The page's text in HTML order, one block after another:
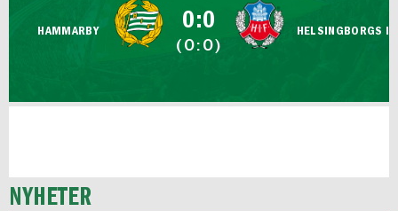
HAMMARBY 0:0
(0:0)
HELSINGBORGS IF
NYHETER